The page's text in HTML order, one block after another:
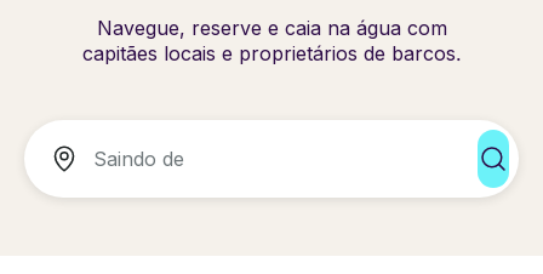
Navegue, reserve e caia na água com
capitães locais e proprietários de barcos.